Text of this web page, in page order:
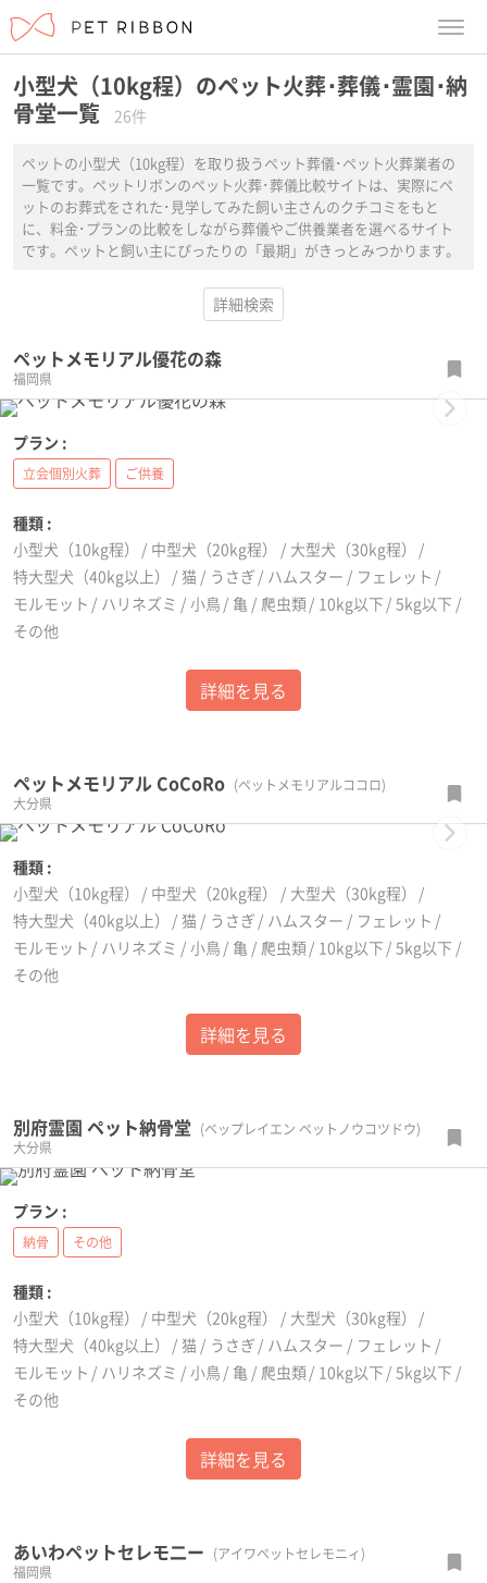
小型犬（10kg程）のペット火葬･葬儀･霊園･納
骨堂一覧
26件
ペットの小型犬（10kg程）を取り扱うペット葬儀･ペット火葬業者の
一覧です。ペットリボンのペット火葬･葬儀比較サイトは、実際にペ
ットのお葬式をされた･見学してみた飼い主さんのクチコミをもと
に、料金･プランの比較をしながら葬儀やご供養業者を選べるサイト
です。ペットと飼い主にぴったりの「最期」がきっとみつかります。
詳細検索
ペットメモリアル優花の森
福岡県
Next
プラン :
立会個別火葬 ご供養
種類 :
小型犬（10kg程）
中型犬（20kg程）
大型犬（30kg程）
特大型犬（40kg以上）
猫 うさぎ ハムスター
フェレット
モルモット
ハリネズミ 小鳥 亀 爬虫類 10kg以下
5kg以下
その他
詳細を見る
ペットメモリアル CoCoRo (ペットメモリアルココロ)
大分県
Next
種類 :
小型犬（10kg程）
中型犬（20kg程）
大型犬（30kg程）
特大型犬（40kg以上）
猫 うさぎ ハムスター
フェレット
モルモット
ハリネズミ 小鳥 亀 爬虫類 10kg以下
5kg以下
その他
詳細を見る
別府霊園 ペット納骨堂 (ベップレイエン ペットノウコツドウ)
大分県
プラン :
納骨 その他
種類 :
小型犬（10kg程）
中型犬（20kg程）
大型犬（30kg程）
特大型犬（40kg以上）
猫 うさぎ ハムスター
フェレット
モルモット
ハリネズミ 小鳥 亀 爬虫類 10kg以下
5kg以下
その他
詳細を見る
あいわペットセレモ二ー (アイワペットセレモニィ)
福岡県